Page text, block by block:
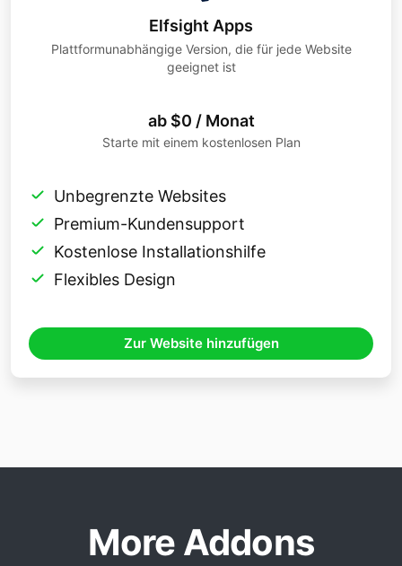
Elfsight Apps
Plattformunabhängige Version, die für jede Website
geeignet ist
ab $0 / Monat
Starte mit einem kostenlosen Plan
Unbegrenzte Websites
Premium-Kundensupport
Kostenlose Installationshilfe
Flexibles Design
Zur Website hinzufügen
More Addons